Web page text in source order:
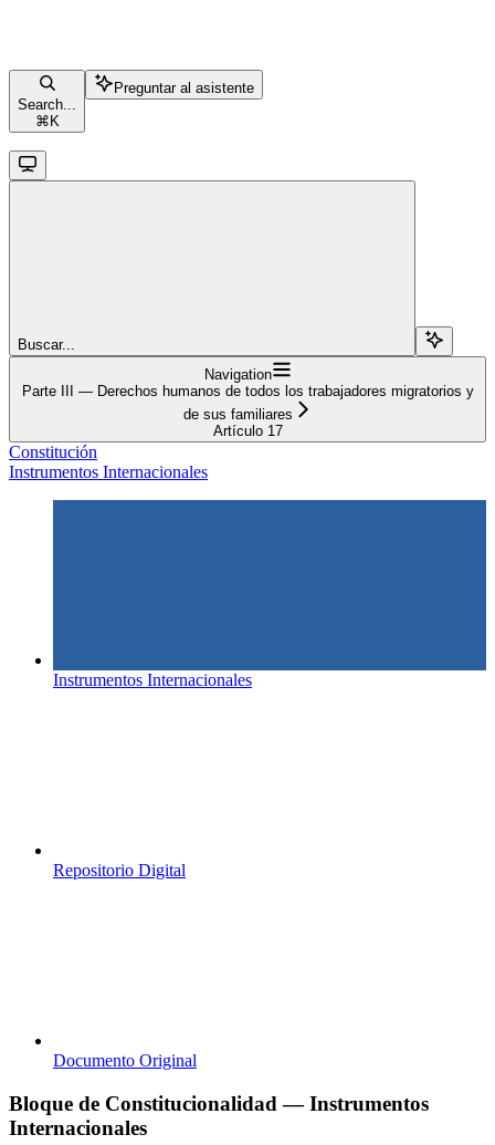
Search...
⌘ K
Preguntar al asistente
Buscar...
Navigation
Parte III — Derechos humanos de todos los trabajadores migratorios y
de sus familiares
Artículo 17
Constitución
Instrumentos Internacionales
Instrumentos Internacionales
Repositorio Digital
Documento Original
Bloque de Constitucionalidad — Instrumentos
Internacionales